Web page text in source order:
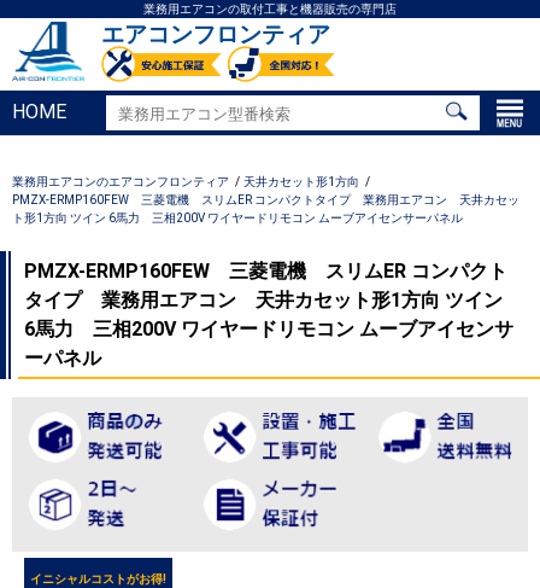
業務用エアコンの取付工事と機器販売の専門店
エアコンフロンティア
HOME
業務用エアコンのエアコンフロンティア
天井カセット形1方向
PMZX-ERMP160FEW 三菱電機 スリムER コンパクトタイプ 業務用エアコン 天井カセッ
ト形1方向 ツイン 6馬力 三相200V ワイヤードリモコン ムーブアイセンサーパネル
PMZX-ERMP160FEW 三菱電機 スリムER コンパクト
タイプ 業務用エアコン 天井カセット形1方向 ツイン
6馬力 三相200V ワイヤードリモコン ムーブアイセンサ
ーパネル
イニシャルコストがお得!